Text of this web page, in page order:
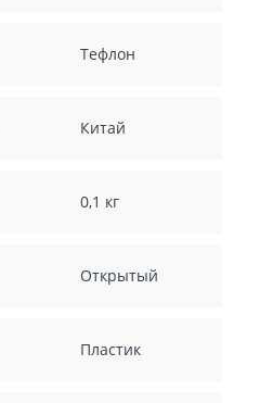
Тефлон
Китай
0,1 кг
Открытый
Пластик